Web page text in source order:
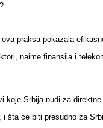
praksa pokazala
naime finansija i
Srbija nudi za
šta će biti presudno za